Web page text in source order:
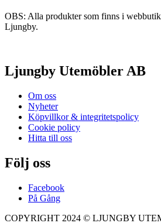
OBS: Alla produkter som finns i
Ljungby.
Ljungby Utemöbler AB
Om oss
Nyheter
Köpvillkor & integritetspolicy
Cookie policy
Hitta till oss
Följ oss
Facebook
På Gång
COPYRIGHT 2024 © LJUNGBY